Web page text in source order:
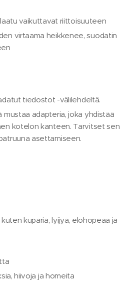
vaikuttavat riittoisuuteen
virtaama heikkenee, suodatin
tiedostot -välilehdeltä.
mustaa adapteria, joka yhdistää
kotelon kanteen. Tarvitset sen
asettamiseen.
kuparia, lyijyä, elohopeaa ja
hiivoja ja homeita